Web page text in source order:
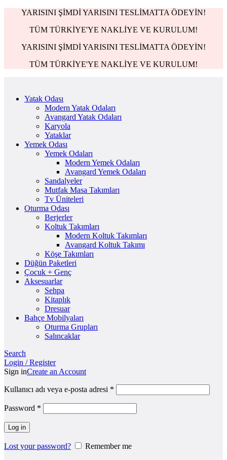
YARISINI ŞİMDİ YARISINI TESLİMATTA ÖDEYİN!
TÜM TÜRKİYE'YE NAKLİYE VE KURULUM!
YARISINI ŞİMDİ YARISINI TESLİMATTA ÖDEYİN!
TÜM TÜRKİYE'YE NAKLİYE VE KURULUM!
Yatak Odası
Modern Yatak Odaları
Avangard Yatak Odaları
Karyola
Yataklar
Yemek Odası
Yemek Odaları
Modern Yemek Odaları
Avangard Yemek Odaları
Sandalyeler
Mutfak Masa Takımları
Tv Üniteleri
Oturma Odası
Berjerler
Koltuk Takımları
Modern Koltuk Takımları
Avangard Koltuk Takımı
Köşe Takımları
Düğün Paketleri
Çocuk + Genç
Aksesuarlar
Sehpa
Kitaplık
Dresuar
Bahçe Mobilyaları
Oturma Grupları
Salıncaklar
Search
Login / Register
Sign inCreate an Account
Kullanıcı adı veya e-posta adresi *
Password *
Log in
Lost your password? Remember me